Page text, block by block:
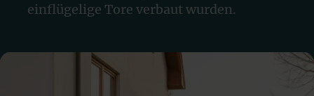
einflügelige Tore verbaut wurden.